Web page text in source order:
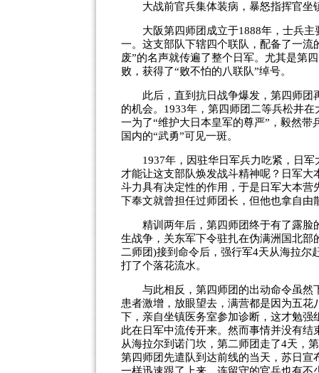
大战前官兵集体装病，暴怒指挥官坐
大阪第四师团成立于1888年，士兵主
一。这支部队下辖四个联队，配备了一流
废”的名声就传遍了整个日军。尤其是
败，获得了“败不怕的八联队”绰号。
此后，直到抗日战争爆发，第四师团
的机会。1933年，第四师团二等兵松井
一为了“维护大日本皇军的尊严”，毅然带
国内的“武勇”可见一斑。
1937年，因驻华日军兵力吃紧，日军
才能让这支部队焕发战斗精神呢？日军
斗力具有决定性的作用，于是日军大本营
下奉文就曾担任过师团长，但他也拿自由
精训两年后，第四师团终于有了露脸
生战争，关东军下令驻扎在伪满洲国北
二师团)接到命令后，强行军4天从海拉
打了个落花流水。
与此相反，第四师团的出动命令虽然
患者激增，放眼望去，满营都是因为五
下，亲自坐镇医务室参加诊断，这才勉强
此在日军中流传开来。然而事情并没有
从海拉尔到诺门坎，第二师团走了4天，
第四师团先遣队到达前线的当天，苏日